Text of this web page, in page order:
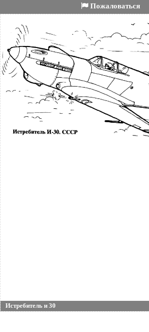
Пожаловаться
Истребитель и 30